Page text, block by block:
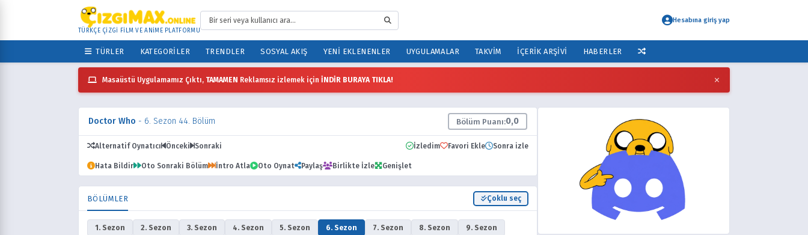
TÜRKÇE ÇİZGİ FİLM VE ANİME PLATFORMU
Hesabına giriş yap
TÜRLER KATEGORILER TRENDLER SOSYAL AKIŞ YENI EKLENENLER UYGULAMALAR TAKVIM İÇERIK ARŞIVI HABERLER
Masaüstü Uygulamamız Çıktı, TAMAMEN Reklamsız izlemek için İNDİR BURAYA TIKLA! ×
Doctor Who - 6. Sezon 44. Bölüm Bölüm Puanı:0,0
Alternatif Oynatıcı Önceki Sonraki İzledim Favori Ekle Sonra izle
Hata Bildir Oto Sonraki Bölüm İntro Atla Oto Oynat Paylaş Birlikte İzle Genişlet
BÖLÜMLER Çoklu seç
1. Sezon 2. Sezon 3. Sezon 4. Sezon 5. Sezon 6. Sezon 7. Sezon 8. Sezon
9. Sezon